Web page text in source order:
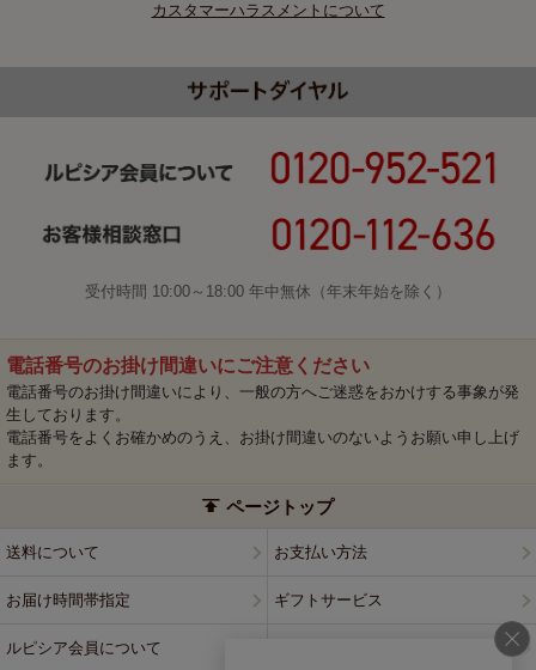
カスタマーハラスメントについて
受付時間 10:00～18:00 年中無休（年末年始を除く）
電話番号のお掛け間違いにご注意ください
電話番号のお掛け間違いにより、一般の方へご迷惑をおかけする事象が発
生しております。
電話番号をよくお確かめのうえ、お掛け間違いのないようお願い申し上げ
ます。
ページトップ
送料について お支払い方法
お届け時間帯指定 ギフトサービス
ルピシア会員について